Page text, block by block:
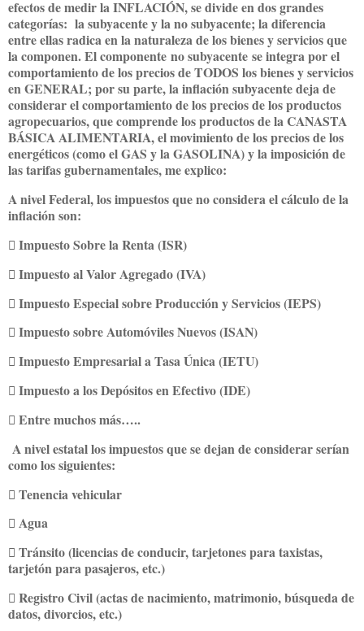
efectos de medir la INFLACIÓN, se divide en dos grandes
categorías: la subyacente y la no subyacente; la diferencia
entre ellas radica en la naturaleza de los bienes y servicios que
la componen. El componente no subyacente se integra por el
comportamiento de los precios de TODOS los bienes y servicios
en GENERAL; por su parte, la inflación subyacente deja de
considerar el comportamiento de los precios de los productos
agropecuarios, que comprende los productos de la CANASTA
BÁSICA ALIMENTARIA, el movimiento de los precios de los
energéticos (como el GAS y la GASOLINA) y la imposición de
las tarifas gubernamentales, me explico:
A nivel Federal, los impuestos que no considera el cálculo de la
inflación son:
 Impuesto Sobre la Renta (ISR)
 Impuesto al Valor Agregado (IVA)
 Impuesto Especial sobre Producción y Servicios (IEPS)
 Impuesto sobre Automóviles Nuevos (ISAN)
 Impuesto Empresarial a Tasa Única (IETU)
 Impuesto a los Depósitos en Efectivo (IDE)
 Entre muchos más…..
A nivel estatal los impuestos que se dejan de considerar serían
como los siguientes:
 Tenencia vehicular
 Agua
 Tránsito (licencias de conducir, tarjetones para taxistas,
tarjetón para pasajeros, etc.)
 Registro Civil (actas de nacimiento, matrimonio, búsqueda de
datos, divorcios, etc.)